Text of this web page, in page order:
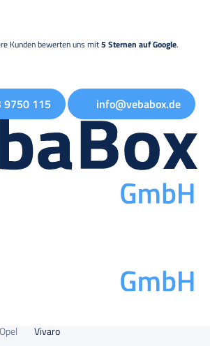
Kunden bewerten uns mit5 Sternen auf Google.
9750 115 info@vebabox.de
Opel Vivaro